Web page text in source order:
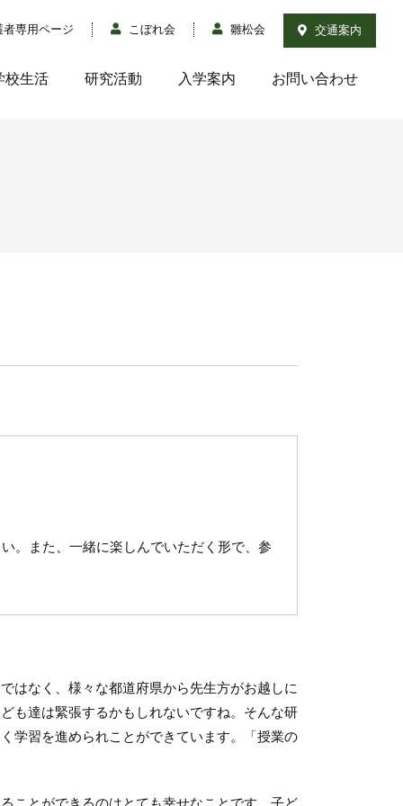
専用ページ こぼれ会 雛松会 交通案内
校生活 研究活動 入学案内 お問い合わせ
。また、一緒に楽しんでいただく形で、参
なく、様々な都道府県から先生方がお越しに
も達は緊張するかもしれないですね。そんな研
学習を進められことができています。「授業の
とができるのはとても幸せなことです。子ど